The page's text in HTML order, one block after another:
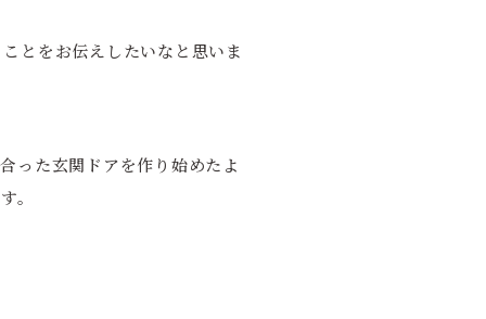
とをお伝えしたいなと思いま
った玄関ドアを作り始めたよ
。